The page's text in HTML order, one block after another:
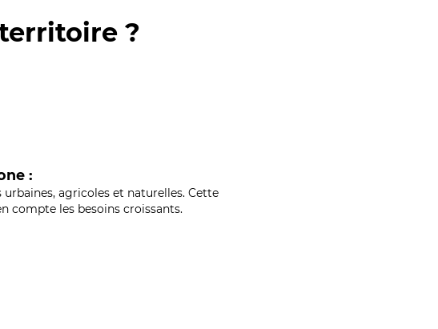
?
:
agricoles et naturelles. Cette
compte les besoins croissants.